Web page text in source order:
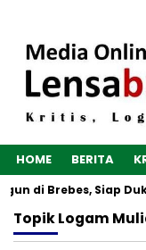
HOME BERITA
di Brebes, Siap
TopikLogam